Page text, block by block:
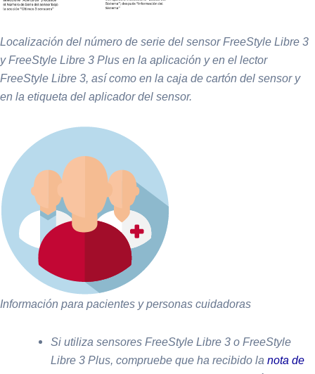
Localización del número de serie del sensor FreeStyle Libre 3
y FreeStyle Libre 3 Plus en la aplicación y en el lector
FreeStyle Libre 3, así como en la caja de cartón del sensor y
en la etiqueta del aplicador del sensor.
Información para pacientes y personas cuidadoras
Si utiliza sensores FreeStyle Libre 3 o FreeStyle
Libre 3 Plus, compruebe que ha recibido la nota de